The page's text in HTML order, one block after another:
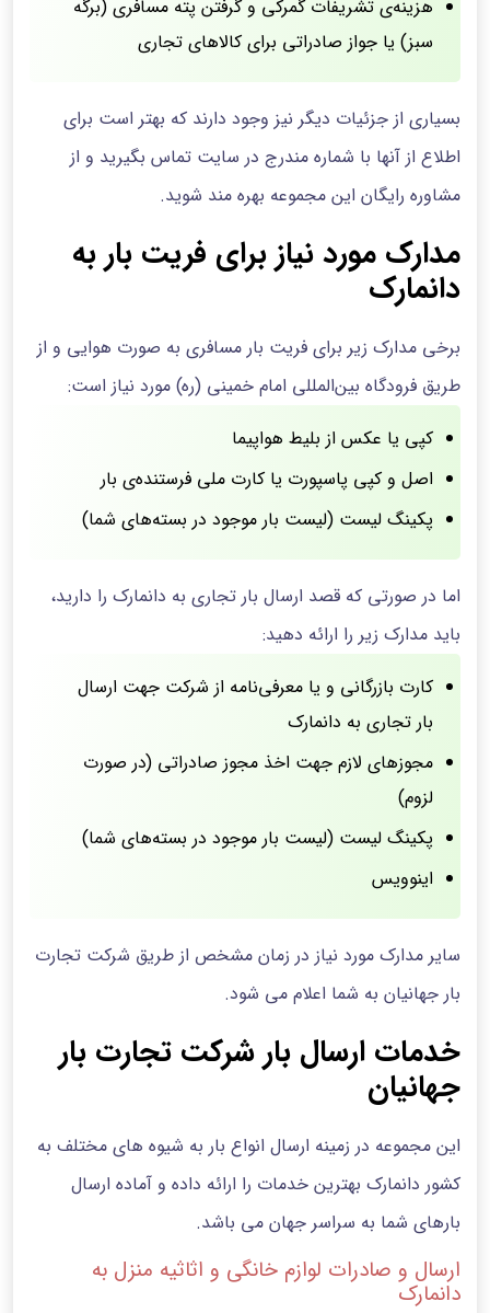
هزینه‌ی تشریفات گمرکی و گرفتن پته مسافری (برگه
سبز) یا جواز صادراتی برای کالاهای تجاری
بسیاری از جزئیات دیگر نیز وجود دارند که بهتر است برای
اطلاع از آنها با شماره مندرج در سایت تماس بگیرید و از
مشاوره رایگان این مجموعه بهره مند شوید.
مدارک مورد نیاز برای فریت بار به
دانمارک
برخی مدارک زیر برای فریت بار مسافری به صورت هوایی و از
طریق فرودگاه بین‌المللی امام خمینی (ره) مورد نیاز است:
کپی یا عکس از بلیط هواپیما
اصل و کپی پاسپورت یا کارت ملی فرستنده‌ی بار
پکینگ لیست (لیست بار موجود در بسته‌های شما)
اما در صورتی که قصد ارسال بار تجاری به دانمارک را دارید،
باید مدارک زیر را ارائه دهید:
کارت بازرگانی و یا معرفی‌نامه از شرکت جهت ارسال
بار تجاری به دانمارک
مجوزهای لازم جهت اخذ مجوز صادراتی (در صورت
لزوم)
پکینگ لیست (لیست بار موجود در بسته‌های شما)
اینوویس
سایر مدارک مورد نیاز در زمان مشخص از طریق شرکت تجارت
بار جهانیان به شما اعلام می شود.
خدمات ارسال بار شرکت تجارت بار
جهانیان
این مجموعه در زمینه ارسال انواع بار به شیوه های مختلف به
کشور دانمارک بهترین خدمات را ارائه داده و آماده ارسال
بارهای شما به سراسر جهان می باشد.
ارسال و صادرات لوازم خانگی و اثاثیه منزل به
دانمارک